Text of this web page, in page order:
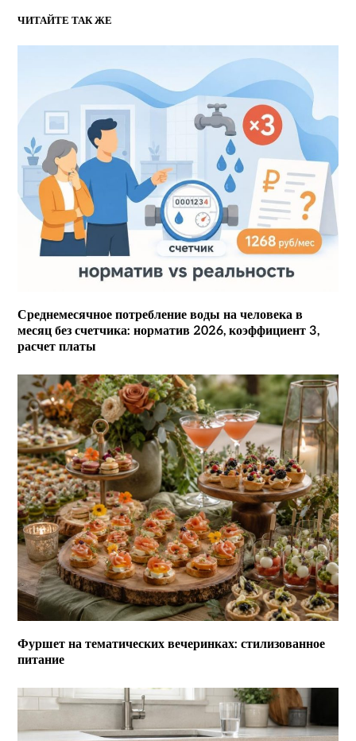
ЧИТАЙТЕ ТАК ЖЕ
Среднемесячное потребление воды на человека в
месяц без счетчика: норматив 2026, коэффициент 3,
расчет платы
Фуршет на тематических вечеринках: стилизованное
питание